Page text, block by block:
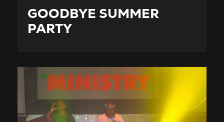
GOODBYE SUMMER
PARTY